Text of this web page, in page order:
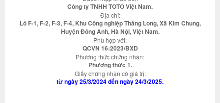
Công ty TNHH TOTO Việt Nam.
Địa chỉ:
Lô F-1, F-2, F-3, F-4, Khu Công nghiệp Thăng Long, Xã Kim Chung,
Huyện Đông Anh, Hà Nội, Việt Nam.
Phù hợp với:
QCVN 16:2023/BXD
Phương thức chứng nhận:
Phương thức 1.
Giấy chứng nhận có giá trị:
từ ngày 25/3/2024 đến ngày 24/3/2025.